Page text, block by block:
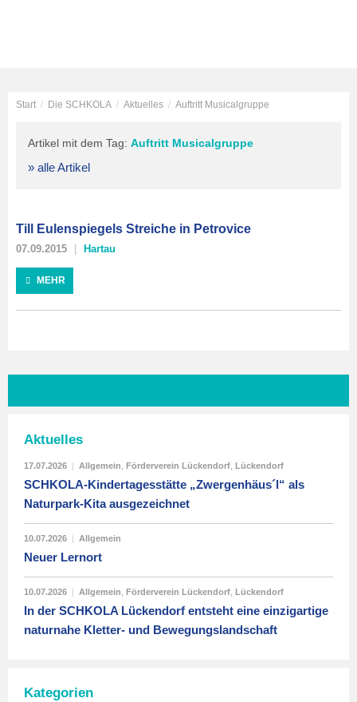
Start / Die SCHKOLA / Aktuelles / Auftritt Musicalgruppe
Artikel mit dem Tag: Auftritt Musicalgruppe
» alle Artikel
Till Eulenspiegels Streiche in Petrovice
07.09.2015 Hartau
MEHR
Aktuelles
17.07.2026 | Allgemein Förderverein Lückendorf Lückendorf
SCHKOLA-Kindertagesstätte „Zwergenhäus´l“ als
Naturpark-Kita ausgezeichnet
10.07.2026 | Allgemein
Neuer Lernort
10.07.2026 | Allgemein Förderverein Lückendorf Lückendorf
In der SCHKOLA Lückendorf entsteht eine einzigartige
naturnahe Kletter- und Bewegungslandschaft
Kategorien